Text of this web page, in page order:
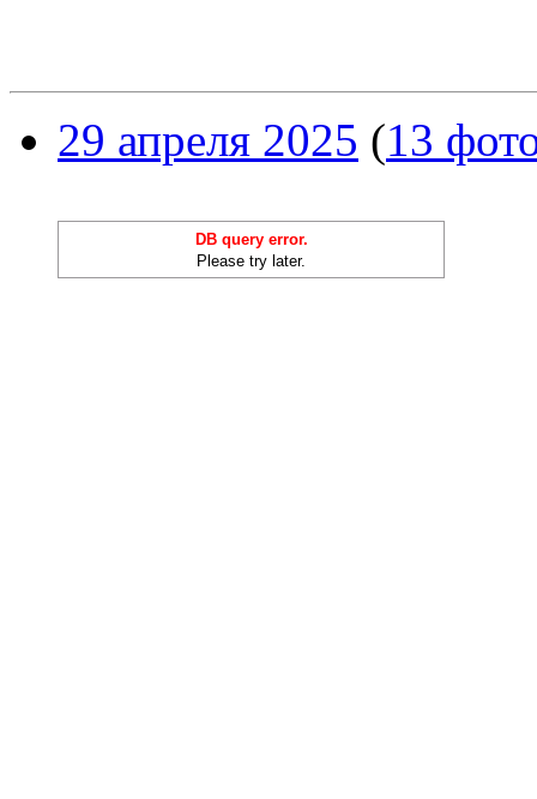
29 апреля 2025 (13
DB query error.
Please try later.